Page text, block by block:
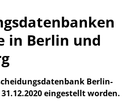
in Berlin und
Berlin-
eingestellt worden.